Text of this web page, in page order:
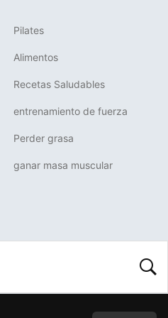
Pilates
Alimentos
Recetas Saludables
entrenamiento de fuerza
Perder grasa
ganar masa muscular